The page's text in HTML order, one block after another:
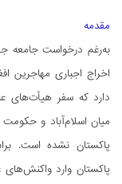
مقدمه
به‌رغم درخواست جامعه
اخراج اجباری مهاجرین
دارد که سفر هیأت‌های
میان اسلام‌آباد و
پاکستان نشده است.
پاکستان وارد واکنش‌های